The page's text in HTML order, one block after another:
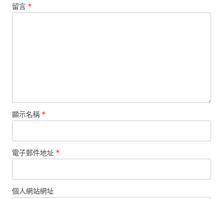
留言 *
顯示名稱 *
電子郵件地址 *
個人網站網址